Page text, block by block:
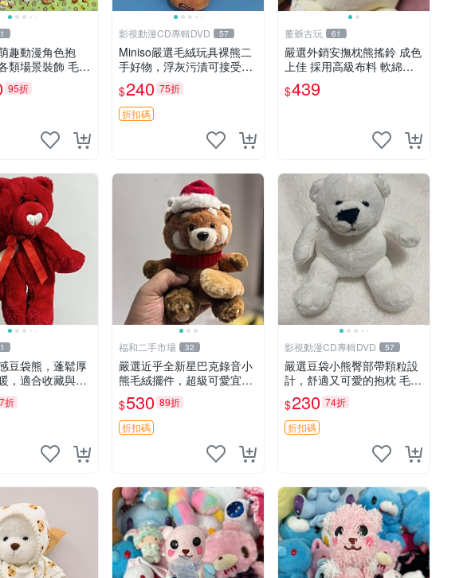
1
趣動漫角色抱
類場景裝飾 毛絨
抱枕、趣味玩偶
95折
影視動漫CD專輯DVD 57
Miniso嚴選毛絨玩具裸熊二
手好物，浮灰污漬可接受。
請詳閱照片再下單，售出不
退不換。全新品相收藏推
薦。 裸熊 毛絨玩具 收藏
$240 75折
折扣碼
董爺古玩 61
嚴選外銷安撫枕熊搖鈴 成色
上佳 採用高級布料 軟綿適
合收藏 安心選購 安撫枕 熊
玩具 搖鈴
$439
1
豆袋熊，蓬鬆厚
，適合收藏與休
充飽滿，背部亦
。 豆袋熊 保暖
折
福和二手市場 32
嚴選近乎全新星巴克錄音小
熊毛絨擺件，超級可愛宜贈
送掛飾 錄音小熊 毛絨擺件
贈品
$530 89折
折扣碼
影視動漫CD專輯DVD 57
嚴選豆袋小熊臀部帶顆粒設
計，舒適又可愛的抱枕 毛絨
抱枕、臀部按摩、坐墊
$230 74折
折扣碼